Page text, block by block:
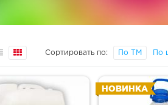
Сортировать по: По ТМ По
НОВИНКА